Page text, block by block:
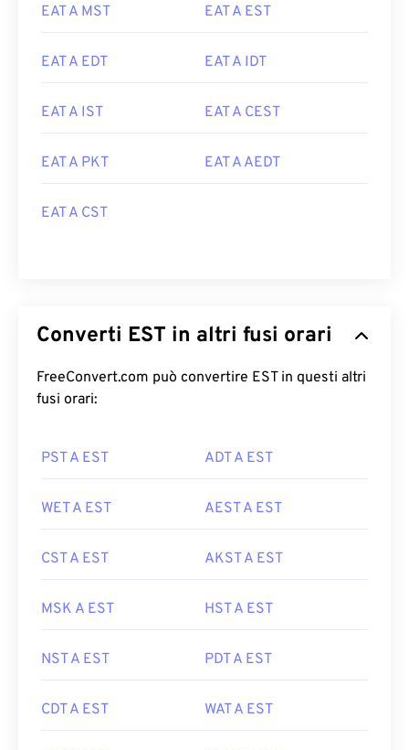
EAT A MST EAT A EST
EAT A EDT EAT A IDT
EAT A IST EAT A CEST
EAT A PKT EAT A AEDT
EAT A CST
Converti EST in altri fusi orari
FreeConvert.com può convertire EST in questi altri
fusi orari:
PST A EST ADT A EST
WET A EST AEST A EST
CST A EST AKST A EST
MSK A EST HST A EST
NST A EST PDT A EST
CDT A EST WAT A EST